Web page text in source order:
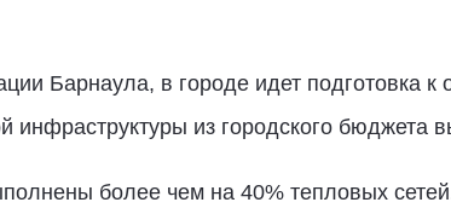
Барнаула, в городе идет подготовка к
инфраструктуры из городского бюджета
более чем на 40% тепловых